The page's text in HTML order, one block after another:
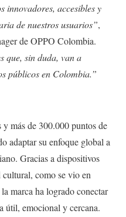
innovadores, accesibles y
de nuestros usuarios”,
de OPPO Colombia.
que, sin duda, van a
públicos en Colombia.”
y más de 300.000 puntos de
adaptar su enfoque global a
Gracias a dispositivos
cultural, como se vio en
marca ha logrado conectar
útil, emocional y cercana.